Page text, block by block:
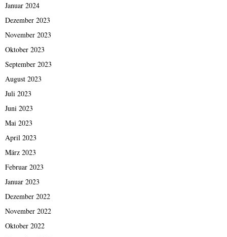
Januar 2024
Dezember 2023
November 2023
Oktober 2023
September 2023
August 2023
Juli 2023
Juni 2023
Mai 2023
April 2023
März 2023
Februar 2023
Januar 2023
Dezember 2022
November 2022
Oktober 2022